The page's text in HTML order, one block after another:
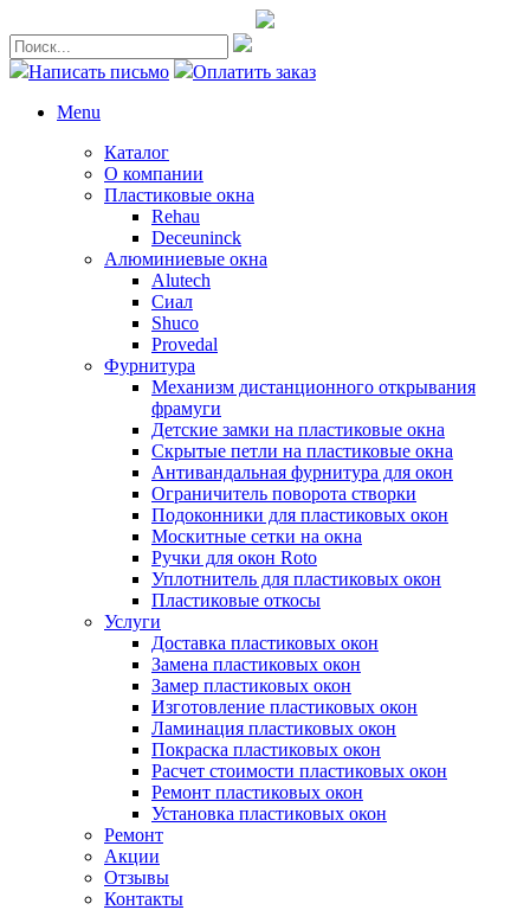
Написать письмо
Оплатить заказ
Menu
Каталог
О компании
Пластиковые окна
Rehau
Deceuninck
Алюминиевые окна
Alutech
Сиал
Shuco
Provedal
Фурнитура
Механизм дистанционного открывания
фрамуги
Детские замки на пластиковые окна
Скрытые петли на пластиковые окна
Антивандальная фурнитура для окон
Ограничитель поворота створки
Подоконники для пластиковых окон
Москитные сетки на окна
Ручки для окон Roto
Уплотнитель для пластиковых окон
Пластиковые откосы
Услуги
Доставка пластиковых окон
Замена пластиковых окон
Замер пластиковых окон
Изготовление пластиковых окон
Ламинация пластиковых окон
Покраска пластиковых окон
Расчет стоимости пластиковых окон
Ремонт пластиковых окон
Установка пластиковых окон
Ремонт
Акции
Отзывы
Контакты